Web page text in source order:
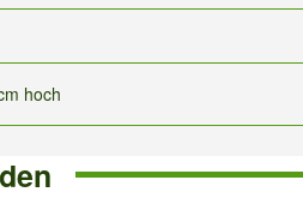
hoch